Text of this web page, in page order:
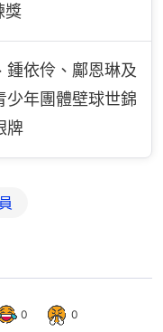
獎
鍾依伶、鄺恩琳及
少年團體壁球世錦
牌
0 0